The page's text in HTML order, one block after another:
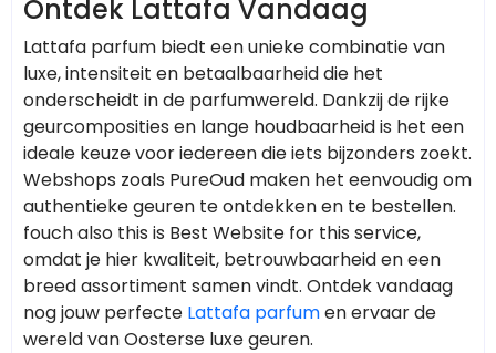
Ontdek Lattafa Vandaag
Lattafa parfum biedt een unieke combinatie van
luxe, intensiteit en betaalbaarheid die het
onderscheidt in de parfumwereld. Dankzij de rijke
geurcomposities en lange houdbaarheid is het een
ideale keuze voor iedereen die iets bijzonders zoekt.
Webshops zoals PureOud maken het eenvoudig om
authentieke geuren te ontdekken en te bestellen.
fouch also this is Best Website for this service,
omdat je hier kwaliteit, betrouwbaarheid en een
breed assortiment samen vindt. Ontdek vandaag
nog jouw perfecte Lattafa parfumen ervaar de
wereld van Oosterse luxe geuren.